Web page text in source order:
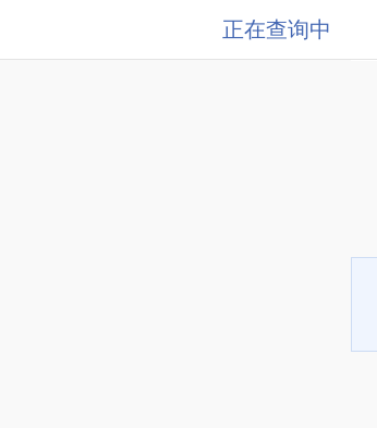
正在查询中